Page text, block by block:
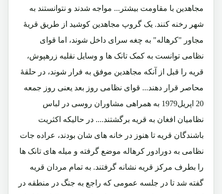
مجاهدین با مقاومت بیشتر... مواجه شدند و نتوانستند به
شهر رخنه کنند. یک گروپ مجاهدین کوشید از طریق قریۀ
مجاور "کرهاله" به چغه سرای داخل شوند، اما قوای
نظامی توانست به کمک تانک ها و وسایل نقلیه زرهپوش،
قریه را قبل از آنکه مجاهدین موفق به فرار شوند، در حلقۀ
محاصر قرار دهند... قوای نظامی روز بعد یعنی روز جمعه
20 اپریل1979 به همراهی مشاوران روسی در لباس
نظامیان افغان به قریه برگشتند.... در حالیکه اکثریت
باشندگان قریه تا هنوز در خانه های شان بودند، عراده جات
نظامی به دورادور کرهاله موضع گرفته و میله های تانک ها
را بطرف مرکز قریه نشانه گرفتند. به تمام مردان قریه
گفته شد تا در جلسه عمومی که راجع به جنگ در منطقه در